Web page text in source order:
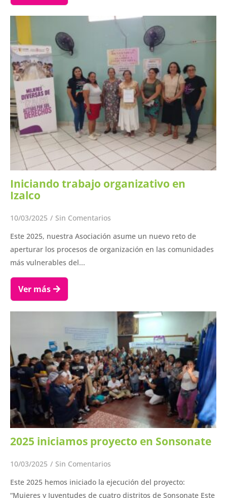
Iniciando trabajo organizativo en
Izalco
10/03/2025 / Sin Comentarios
Este 2025, nuestra Asociación asume un nuevo reto de
aperturar los procesos de organización en las comunidades
más vulnerables del...
Ver más
2025 iniciamos proyecto en Sonsonate
10/03/2025 / Sin Comentarios
Este 2025 hemos iniciado la ejecución del proyecto:
“Mujeres y Juventudes de cuatro distritos de Sonsonate Este